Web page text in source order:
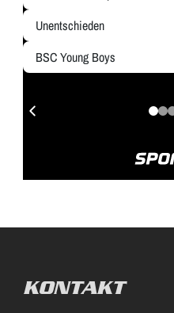
KONTAKT